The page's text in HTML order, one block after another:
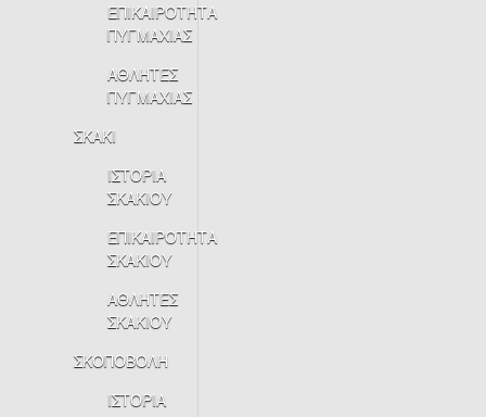
ΕΠΙΚΑΙΡΟΤΗΤΑ
ΠΥΓΜΑΧΙΑΣ
ΑΘΛΗΤΕΣ
ΠΥΓΜΑΧΙΑΣ
ΣΚΑΚΙ
ΙΣΤΟΡΙΑ
ΣΚΑΚΙΟΥ
ΕΠΙΚΑΙΡΟΤΗΤΑ
ΣΚΑΚΙΟΥ
ΑΘΛΗΤΕΣ
ΣΚΑΚΙΟΥ
ΣΚΟΠΟΒΟΛΗ
ΙΣΤΟΡΙΑ